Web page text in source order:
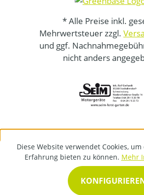
* Alle Preise inkl.
Mehrwertsteuer zzgl.
und ggf.
nicht anders
Diese Website verwendet Cookies,
Erfahrung bieten zu können. Mehr